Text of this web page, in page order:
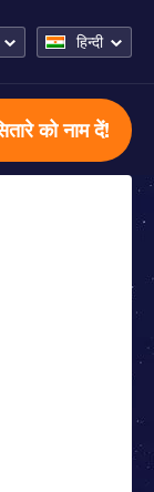
हिन्दी
को नाम दें!